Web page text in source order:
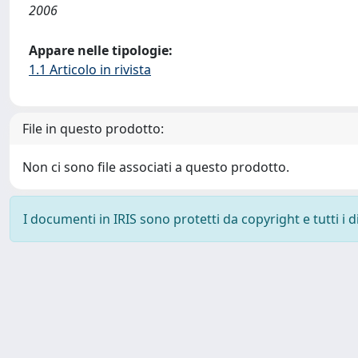
2006
Appare nelle tipologie:
1.1 Articolo in rivista
File in questo prodotto:
Non ci sono file associati a questo prodotto.
I documenti in IRIS sono protetti da copyright e tutti i